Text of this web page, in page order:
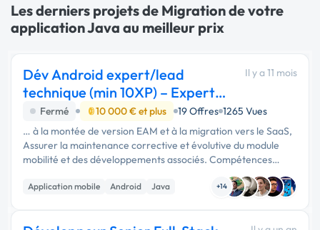
Les derniers projets de Migration de votre
application Java au meilleur prix
Dév Android expert/lead
technique (min 10XP) – Expert
GMAO - FREELANCE
Il y a 11 mois
Fermé 10 000 € et plus 19 Offres 1265 Vues
… à la montée de version EAM et à la migration vers le SaaS,
Assurer la maintenance corrective et évolutive du module
mobilité et des développements associés. Compétences
indispensables Expertise Android Java : RxJava, ButterKnife,
Mockito, …
Application mobile Android Java +14